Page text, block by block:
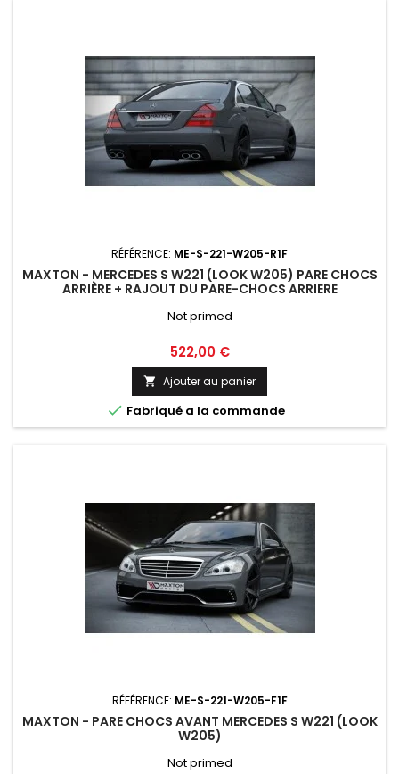
RÉFÉRENCE: ME-S-221-W205-R1F
MAXTON - MERCEDES S W221 (LOOK W205) PARE CHOCS
ARRIÈRE + RAJOUT DU PARE-CHOCS ARRIERE
Not primed
Prix
522,00 €
 Ajouter au panier
 Fabriqué a la commande
RÉFÉRENCE: ME-S-221-W205-F1F
MAXTON - PARE CHOCS AVANT MERCEDES S W221 (LOOK
W205)
Not primed